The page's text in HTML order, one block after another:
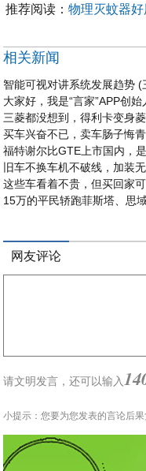
推荐阅读：物理灭蚊器
相关新闻
智能可视对讲系统发展趋势 (
大家好，我是“言家”APP创始
三菱都没想到，得利卡变身
买车兴奋不已，卖车肠子悔
福特谢尔比GTE上市国内，
旧车不换车机不破线，加装
这些车看着不贵，但买回家
15万的平民轿跑菲斯塔、思
网友评论
请文明发言，还可以输入
小提示：您要为您发表的言论后